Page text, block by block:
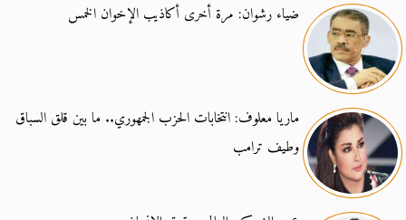
ضياء رشوان: مرة أخرى أكاذيب الإخوان الخمس
ماريا معلوف: انتخابات الحزب الجمهوري.. ما بين قلق السباق
وطيف ترامب